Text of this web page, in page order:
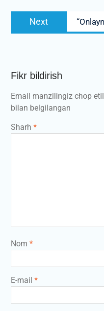
Next
Next
post:
Fikr bildirish
Email manzilingiz chop
bilan belgilangan
Sharh *
Nom *
E-mail *